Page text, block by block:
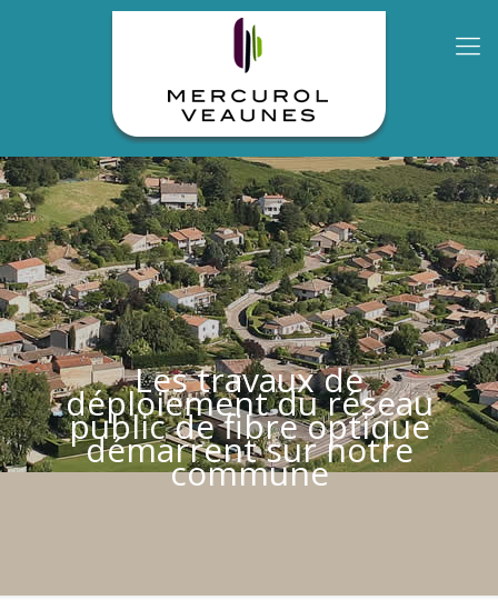
Les travaux de
déploiement du réseau
public de fibre optique
démarrent sur notre
commune